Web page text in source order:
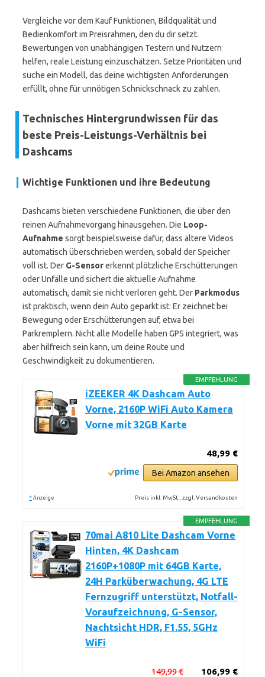
Vergleiche vor dem Kauf Funktionen, Bildqualität und
Bedienkomfort im Preisrahmen, den du dir setzt.
Bewertungen von unabhängigen Testern und Nutzern
helfen, reale Leistung einzuschätzen. Setze Prioritäten und
suche ein Modell, das deine wichtigsten Anforderungen
erfüllt, ohne für unnötigen Schnickschnack zu zahlen.
Technisches Hintergrundwissen für das
beste Preis-Leistungs-Verhältnis bei
Dashcams
Wichtige Funktionen und ihre Bedeutung
Dashcams bieten verschiedene Funktionen, die über den
reinen Aufnahmevorgang hinausgehen. Die Loop-
Aufnahme sorgt beispielsweise dafür, dass ältere Videos
automatisch überschrieben werden, sobald der Speicher
voll ist. Der G-Sensorerkennt plötzliche Erschütterungen
oder Unfälle und sichert die aktuelle Aufnahme
automatisch, damit sie nicht verloren geht. Der Parkmodus
ist praktisch, wenn dein Auto geparkt ist: Er zeichnet bei
Bewegung oder Erschütterungen auf, etwa bei
Parkremplern. Nicht alle Modelle haben GPS integriert, was
aber hilfreich sein kann, um deine Route und
Geschwindigkeit zu dokumentieren.
EMPFEHLUNG
iZEEKER 4K Dashcam Auto
Vorne, 2160P WiFi Auto Kamera
Vorne mit 32GB Karte
48,99 €
Bei Amazon ansehen
* Anzeige Preis inkl. MwSt., zzgl. Versandkosten
EMPFEHLUNG
70mai A810 Lite Dashcam Vorne
Hinten, 4K Dashcam
2160P+1080P mit 64GB Karte,
24H Parküberwachung, 4G LTE
Fernzugriff unterstützt, Notfall-
Voraufzeichnung, G-Sensor,
Nachtsicht HDR, F1.55, 5GHz
WiFi
106,99 €
149,99 €